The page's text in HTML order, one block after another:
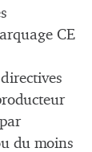
CE
du moins